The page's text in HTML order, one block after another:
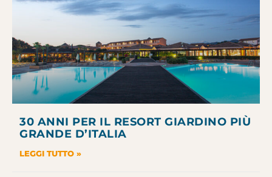
30 ANNI PER IL RESORT GIARDINO PIÙ
GRANDE D’ITALIA
LEGGI TUTTO »